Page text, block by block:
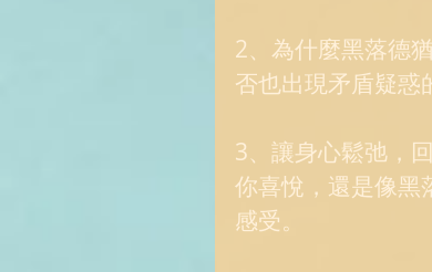
2、為什麼黑落德
否也出現矛盾疑惑
3、讓身心鬆弛，
你喜悅，還是像黑
感受。